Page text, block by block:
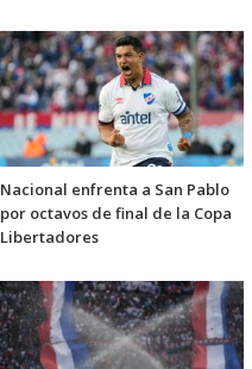
Nacional enfrenta a San Pablo
por octavos de final de la Copa
Libertadores